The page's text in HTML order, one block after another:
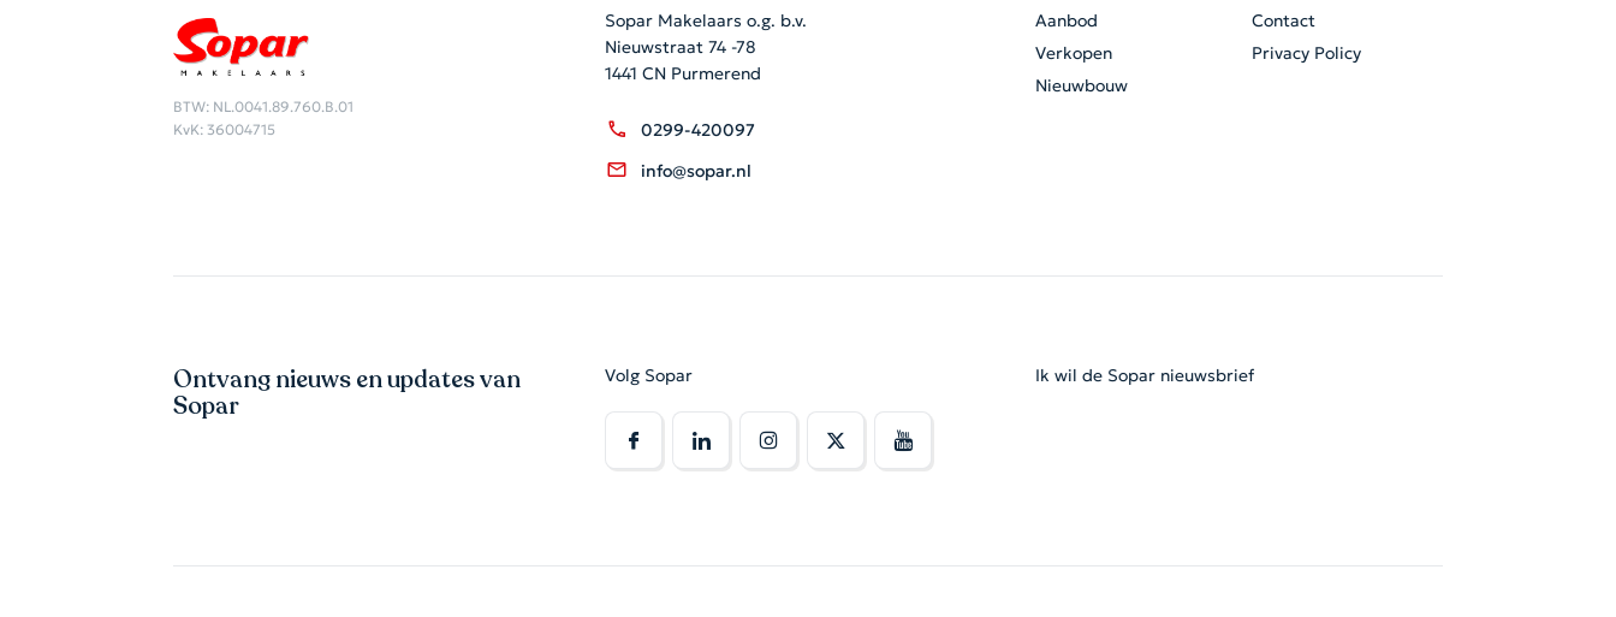
BTW: NL.0041.89.760.B.01
KvK: 36004715
Sopar Makelaars o.g. b.v.
Nieuwstraat 74 -78
1441 CN Purmerend
0299-420097
info@sopar.nl
Aanbod
Verkopen
Nieuwbouw
Contact
Privacy Policy
Ontvang nieuws en updates van
Sopar
Volg Sopar Ik wil de Sopar nieuwsbrief